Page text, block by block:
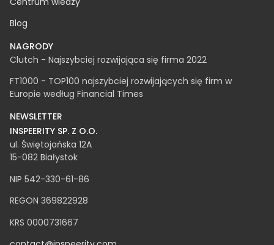
O nas
Centrum wiedzy
Blog
NAGRODY
Clutch - Najszybciej rozwijająca się firma 2022
FT1000 - TOP100 najszybciej rozwijających się firm w
Europie według Financial Times